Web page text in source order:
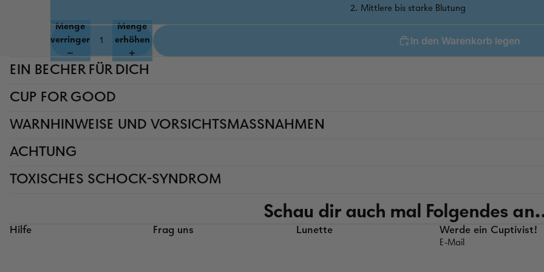
2. Mittlere bis starke Blutung
Menge
verringern
Menge
erhöhen
In den Warenkorb legen
EIN BECHER FÜR DICH
CUP FOR GOOD
WARNHINWEISE UND VORSICHTSMASSNAHMEN
ACHTUNG
TOXISCHES SCHOCK-SYNDROM
Schau dir auch mal Folgendes
Hilfe Frag uns Lunette Werde ein Cuptivist!
E-Mail